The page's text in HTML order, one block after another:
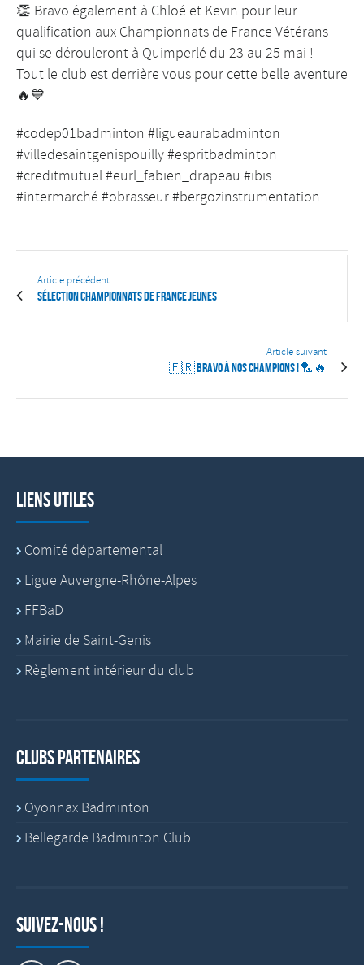
👏 Bravo également à Chloé et Kevin pour leur
qualification aux Championnats de France Vétérans
qui se dérouleront à Quimperlé du 23 au 25 mai !
Tout le club est derrière vous pour cette belle aventure
🔥💙
#codep01badminton #ligueaurabadminton
#villedesaintgenispouilly #espritbadminton
#creditmutuel #eurl_fabien_drapeau #ibis
#intermarché #obrasseur #bergozinstrumentation
Article précédent
Sélection Championnats de France Jeunes
Article suivant
🇫🇷 Bravo à nos champions ! 🏸🔥
Liens utiles
Comité départemental
Ligue Auvergne-Rhône-Alpes
FFBaD
Mairie de Saint-Genis
Règlement intérieur du club
Clubs partenaires
Oyonnax Badminton
Bellegarde Badminton Club
Suivez-nous !